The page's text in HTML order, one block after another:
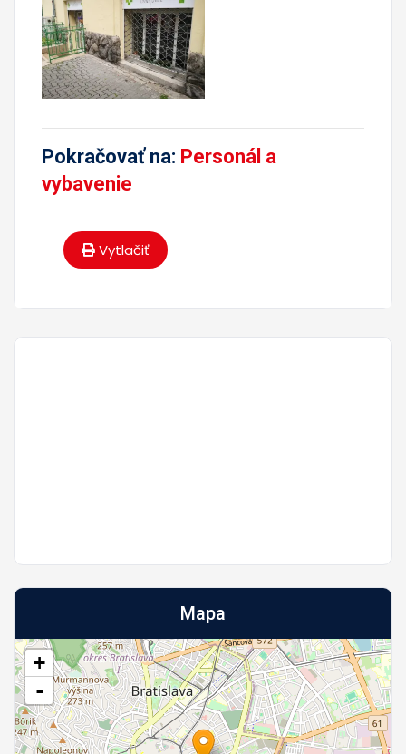
Pokračovať na: Personál a
vybavenie
Vytlačiť
Mapa
+
-